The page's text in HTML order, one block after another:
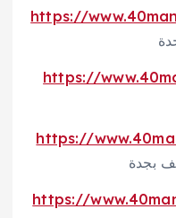
https://
https://
https://
بجدة
https://